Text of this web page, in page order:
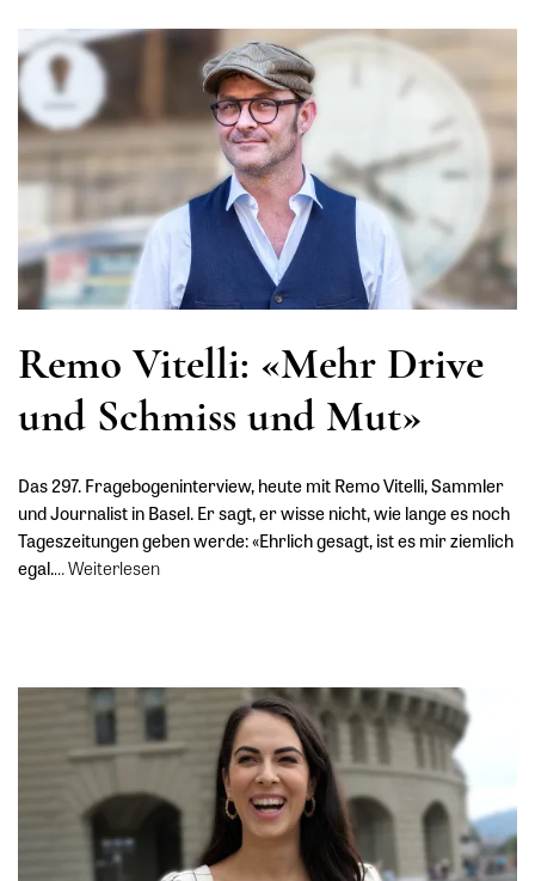
Remo Vitelli: «Mehr Drive
und Schmiss und Mut»
Das 297. Fragebogeninterview, heute mit Remo Vitelli, Sammler
und Journalist in Basel. Er sagt, er wisse nicht, wie lange es noch
Tageszeitungen geben werde: «Ehrlich gesagt, ist es mir ziemlich
egal.…Weiterlesen